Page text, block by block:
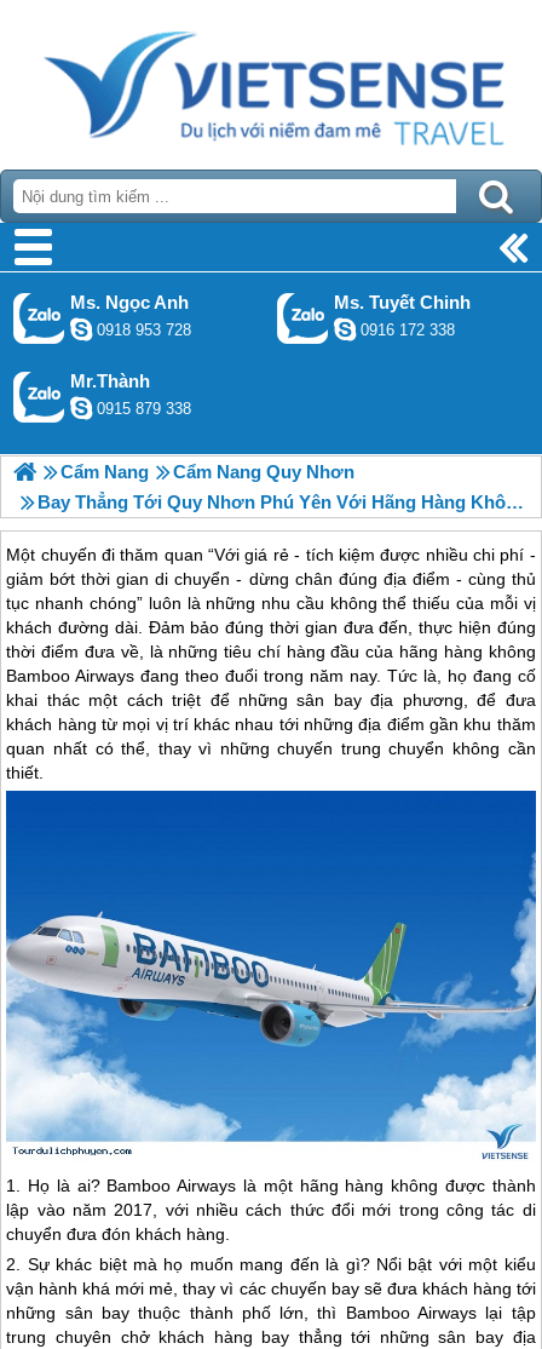
Ms. Ngọc Anh
0918 953 728
Ms. Tuyết Chinh
0916 172 338
Mr.Thành
0915 879 338
Cẩm Nang
Cẩm Nang Quy Nhơn
Bay Thẳng Tới Quy Nhơn Phú Yên Với Hãng Hàng Không Bamboo Airways, 2018
Một chuyến đi thăm quan “Với giá rẻ - tích kiệm được nhiều chi phí -
giảm bớt thời gian di chuyển - dừng chân đúng địa điểm - cùng thủ
tục nhanh chóng” luôn là những nhu cầu không thể thiếu của mỗi vị
khách đường dài. Đảm bảo đúng thời gian đưa đến, thực hiện đúng
thời điểm đưa về, là những tiêu chí hàng đầu của hãng hàng không
Bamboo Airways đang theo đuổi trong năm nay. Tức là, họ đang cố
khai thác một cách triệt để những sân bay địa phương, để đưa
khách hàng từ mọi vị trí khác nhau tới những địa điểm gần khu thăm
quan nhất có thể, thay vì những chuyến trung chuyển không cần
thiết.
1. Họ là ai? Bamboo Airways là một hãng hàng không được thành
lập vào năm 2017, với nhiều cách thức đổi mới trong công tác di
chuyển đưa đón khách hàng.
2. Sự khác biệt mà họ muốn mang đến là gì? Nổi bật với một kiểu
vận hành khá mới mẻ, thay vì các chuyến bay sẽ đưa khách hàng tới
những sân bay thuộc thành phố lớn, thì Bamboo Airways lại tập
trung chuyên chở khách hàng bay thẳng tới những sân bay địa